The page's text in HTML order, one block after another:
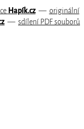
Hapík.cz— originální
— sdílení PDF souborů